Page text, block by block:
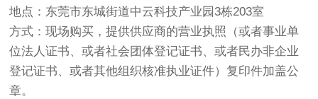
地点：东莞市东城街道中云科技产业园3栋203室
方式：现场购买，提供供应商的营业执照（或者事业单
位法人证书、或者社会团体登记证书、或者民办非企业
登记证书、或者其他组织核准执业证件）复印件加盖公
章。